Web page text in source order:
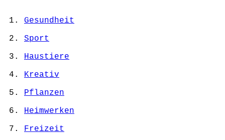
Gesundheit
Sport
Haustiere
Kreativ
Pflanzen
Heimwerken
Freizeit